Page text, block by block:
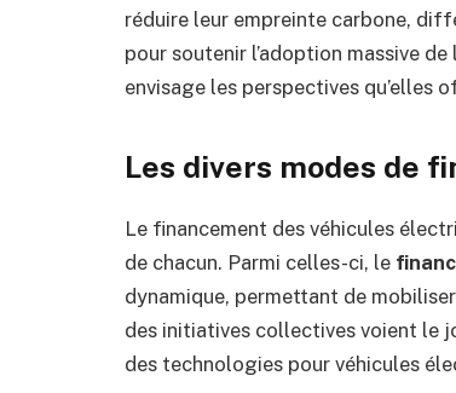
réduire leur empreinte carbone,
pour soutenir l’adoption massive
envisage les perspectives qu’elles
Les divers modes de
Le financement des véhicules
de chacun. Parmi celles-ci, le
dynamique, permettant de
des initiatives collectives voient le
des technologies pour véhicules